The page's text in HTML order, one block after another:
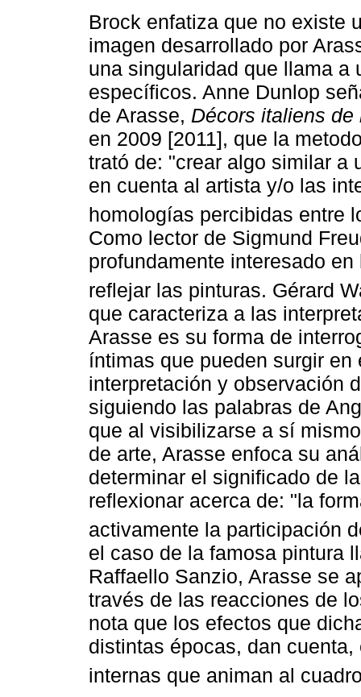
Brock enfatiza que no existe
imagen desarrollado por
una singularidad que llama
específicos. Anne Dunlop
de Arasse, Décors italiens
en 2009 [2011], que la
trató de: "crear algo similar a
en cuenta al artista y/o las
homologías percibidas entre
Como lector de Sigmund
profundamente interesado
reflejar las pinturas. Gérard
que caracteriza a las
Arasse es su forma de
íntimas que pueden surgir
interpretación y observación
siguiendo las palabras de
que al visibilizarse a sí
de arte, Arasse enfoca su
determinar el significado de
reflexionar acerca de: "la
activamente la participación
el caso de la famosa pintura
Raffaello Sanzio, Arasse se
través de las reacciones de
nota que los efectos que
distintas épocas, dan
internas que animan al